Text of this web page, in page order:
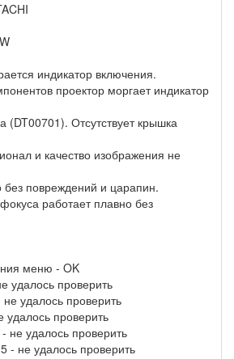
индикатор включения.
проектор моргает индикатор
(DT00701). Отсутствует крышка
и качество изображения не
без повреждений и царапин.
работает плавно без
меню - OK
удалось проверить
удалось проверить
удалось проверить
не удалось проверить
- не удалось проверить